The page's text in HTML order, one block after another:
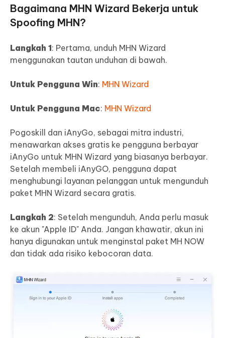
Bagaimana MHN Wizard Bekerja untuk
Spoofing MHN?
Langkah 1: Pertama, unduh MHN Wizard
menggunakan tautan unduhan di bawah.
Untuk Pengguna Win: MHN Wizard
Untuk Pengguna Mac: MHN Wizard
Pogoskill dan iAnyGo, sebagai mitra industri,
menawarkan akses gratis ke pengguna berbayar
iAnyGo untuk MHN Wizard yang biasanya berbayar.
Setelah membeli iAnyGO, pengguna dapat
menghubungi layanan pelanggan untuk mengunduh
paket MHN Wizard secara gratis.
Langkah 2: Setelah mengunduh, Anda perlu masuk
ke akun "Apple ID" Anda. Jangan khawatir, akun ini
hanya digunakan untuk menginstal paket MH NOW
dan tidak ada risiko kebocoran data.